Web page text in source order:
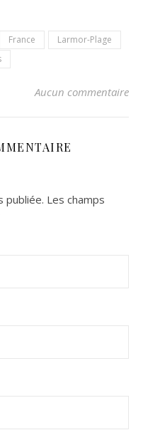
France
Larmor-Plage
Aucun commentaire
publiée. Les champs